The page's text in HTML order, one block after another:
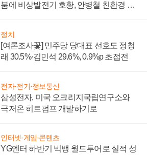
붐에 비상발전기 호황, 안병철 친환경 에
정치
[여론조사꽃] 민주당 당대표 선호도 정청
래 30.5%·김민석 29.6%, 0.9%p 초접전
전자·전기·정보통신
삼성전자, 미국 오크리지국립연구소와
극저온 히트펌프 개발하기로
인터넷·게임·콘텐츠
YG엔터 하반기 빅뱅 월드투어로 실적 성